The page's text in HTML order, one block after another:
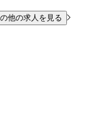
他の求人を見る